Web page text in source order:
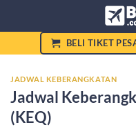
BELI TIKET
JADWAL KEBERANGKATAN
Jadwal
(KEQ)